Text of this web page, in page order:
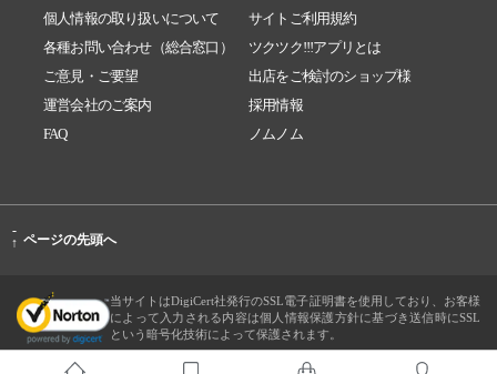
個人情報の取り扱いについて
サイトご利用規約
各種お問い合わせ（総合窓口）
ツクツク!!!アプリとは
ご意見・ご要望
出店をご検討のショップ様
運営会社のご案内
採用情報
FAQ
ノムノム
-
↑ ページの先頭へ
当サイトはDigiCert社発行のSSL電子証明書を使用しており、お客様
によって入力される内容は個人情報保護方針に基づき送信時にSSL
という暗号化技術によって保護されます。